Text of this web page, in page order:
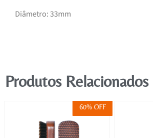
Diâmetro: 33mm
Produtos Relacionados
60% OFF